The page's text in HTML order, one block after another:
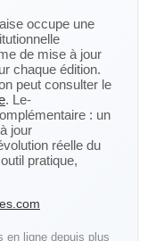
occupe une
de mise à jour
chaque édition.
peut consulter le
. Le-
: un
jour
réelle du
pratique,
en ligne depuis plus